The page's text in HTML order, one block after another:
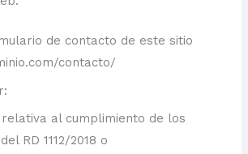
de contacto de este sitio
contacto/
relativa al cumplimiento de los
RD 1112/2018 o